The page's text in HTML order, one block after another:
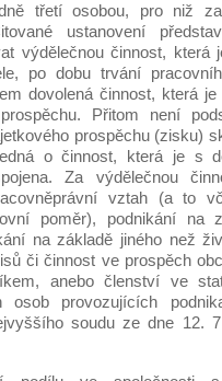
třetí osobou, pro niž
ustanovení
výdělečnou činnost, která
po dobu trvání
dovolená činnost, která
Přitom není
prospěchu (zisku)
o činnost, která je s
Za výdělečnou
vztah (a to
poměr), podnikání na
na základě jiného než
či činnost ve prospěch
anebo členství ve
osob provozujících
soudu ze dne 12.